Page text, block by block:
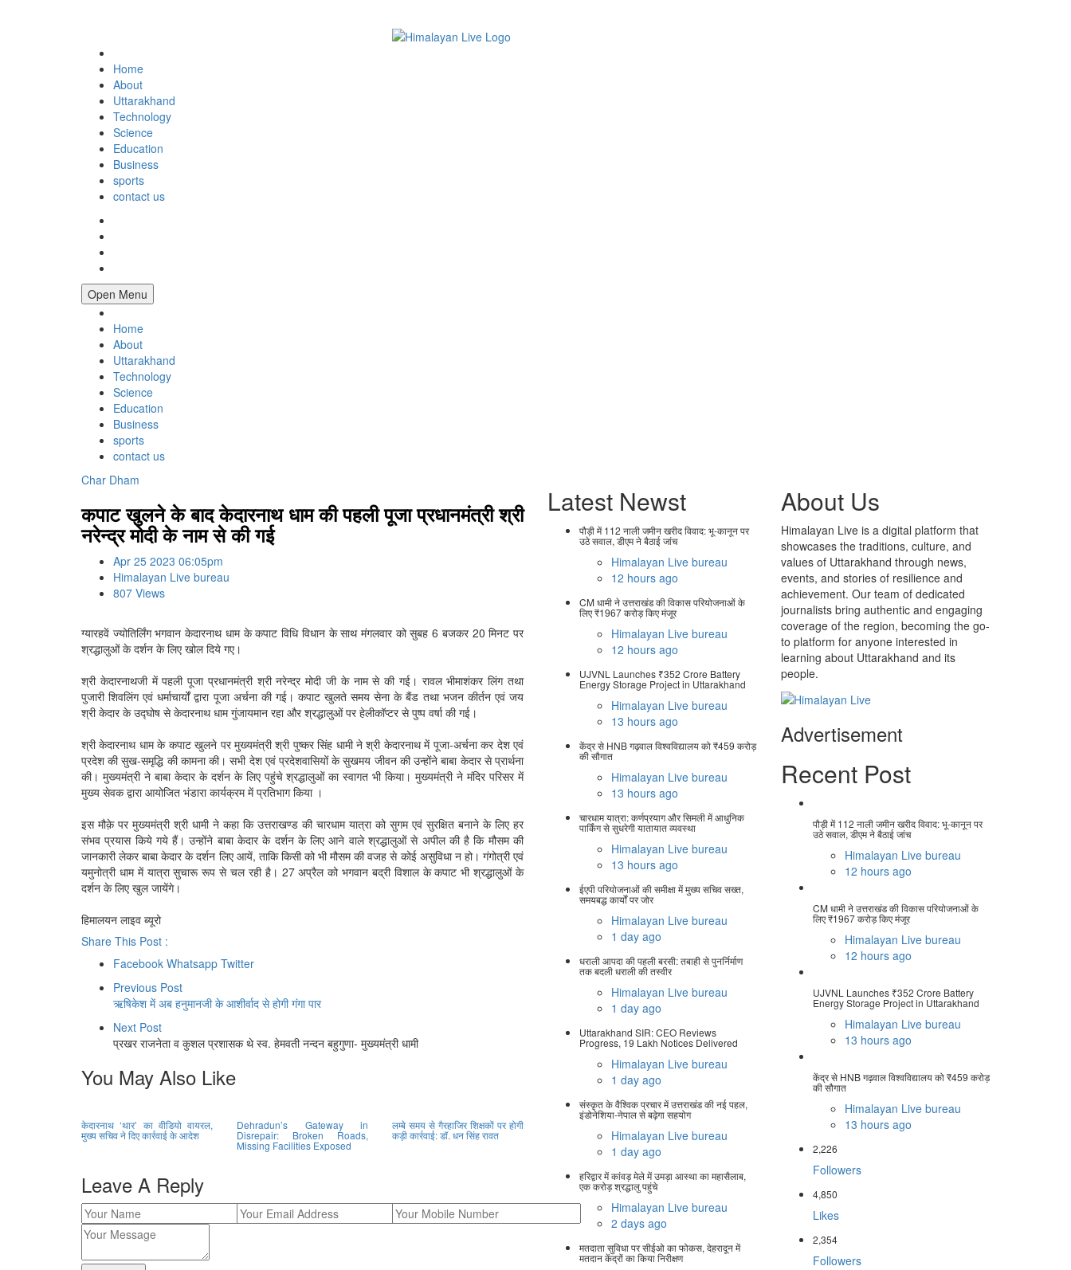
Home
About
Uttarakhand
Technology
Science
Education
Business
sports
contact us
Open Menu
Home
About
Uttarakhand
Technology
Science
Education
Business
sports
contact us
Char Dham
कपाट खुलने के बाद केदारनाथ धाम की पहली पूजा प्रधानमंत्री श्री
नरेन्द्र मोदी के नाम से की गई
Apr 25 2023 06:05pm
Himalayan Live bureau
807 Views
ग्यारहवें ज्योतिर्लिंग भगवान केदारनाथ धाम के कपाट विधि विधान के साथ मंगलवार को सुबह 6 बजकर 20 मिनट पर
श्रद्धालुओं के दर्शन के लिए खोल दिये गए।
श्री केदारनाथजी में पहली पूजा प्रधानमंत्री श्री नरेन्द्र मोदी जी के नाम से की गई। रावल भीमाशंकर लिंग तथा
पुजारी शिवलिंग एवं धर्माचार्यों द्वारा पूजा अर्चना की गई। कपाट खुलते समय सेना के बैंड तथा भजन कीर्तन एवं जय
श्री केदार के उद्घोष से केदारनाथ धाम गुंजायमान रहा और श्रद्धालुओं पर हेलीकॉप्टर से पुष्प वर्षा की गई।
श्री केदारनाथ धाम के कपाट खुलने पर मुख्यमंत्री श्री पुष्कर सिंह धामी ने श्री केदारनाथ में पूजा-अर्चना कर देश एवं
प्रदेश की सुख-समृद्धि की कामना की। सभी देश एवं प्रदेशवासियों के सुखमय जीवन की उन्होंने बाबा केदार से प्रार्थना
की। मुख्यमंत्री ने बाबा केदार के दर्शन के लिए पहुंचे श्रद्धालुओं का स्वागत भी किया। मुख्यमंत्री ने मंदिर परिसर में
मुख्य सेवक द्वारा आयोजित भंडारा कार्यक्रम में प्रतिभाग किया ।
इस मौक़े पर मुख्यमंत्री श्री धामी ने कहा कि उत्तराखण्ड की चारधाम यात्रा को सुगम एवं सुरक्षित बनाने के लिए हर
संभव प्रयास किये गये हैं। उन्होंने बाबा केदार के दर्शन के लिए आने वाले श्रद्धालुओं से अपील की है कि मौसम की
जानकारी लेकर बाबा केदार के दर्शन लिए आयें, ताकि किसी को भी मौसम की वजह से कोई असुविधा न हो। गंगोत्री एवं
यमुनोत्री धाम में यात्रा सुचारू रूप से चल रही है। 27 अप्रैल को भगवान बद्री विशाल के कपाट भी श्रद्धालुओं के
दर्शन के लिए खुल जायेंगे।
हिमालयन लाइव ब्यूरो
Share This Post :
Facebook Whatsapp Twitter
Previous Post
ऋषिकेश में अब हनुमानजी के आशीर्वाद से होगी गंगा पार
Next Post
प्रखर राजनेता व कुशल प्रशासक थे स्व. हेमवती नन्दन बहुगुणा- मुख्यमंत्री धामी
You May Also Like
केदारनाथ ‘थार’ का वीडियो वायरल,
मुख्य सचिव ने दिए कार्रवाई के आदेश
Dehradun’s Gateway in
Disrepair: Broken Roads,
Missing Facilities Exposed
लम्बे समय से गैरहाजिर शिक्षकों पर होगी
कड़ी कार्रवाई: डॉ. धन सिंह रावत
Leave A Reply
Latest Newst
पौड़ी में 112 नाली जमीन खरीद विवाद: भू-कानून पर
उठे सवाल, डीएम ने बैठाई जांच
Himalayan Live bureau
12 hours ago
CM धामी ने उत्तराखंड की विकास परियोजनाओं के
लिए ₹1967 करोड़ किए मंजूर
Himalayan Live bureau
12 hours ago
UJVNL Launches ₹352 Crore Battery
Energy Storage Project in Uttarakhand
Himalayan Live bureau
13 hours ago
केंद्र से HNB गढ़वाल विश्वविद्यालय को ₹459 करोड़
की सौगात
Himalayan Live bureau
13 hours ago
चारधाम यात्रा: कर्णप्रयाग और सिमली में आधुनिक
पार्किंग से सुधरेगी यातायात व्यवस्था
Himalayan Live bureau
13 hours ago
ईएपी परियोजनाओं की समीक्षा में मुख्य सचिव सख्त,
समयबद्ध कार्यों पर जोर
Himalayan Live bureau
1 day ago
धराली आपदा की पहली बरसी: तबाही से पुनर्निर्माण
तक बदली धराली की तस्वीर
Himalayan Live bureau
1 day ago
Uttarakhand SIR: CEO Reviews
Progress, 19 Lakh Notices Delivered
Himalayan Live bureau
1 day ago
संस्कृत के वैश्विक प्रचार में उत्तराखंड की नई पहल,
इंडोनेशिया-नेपाल से बढ़ेगा सहयोग
Himalayan Live bureau
1 day ago
हरिद्वार में कांवड़ मेले में उमड़ा आस्था का महासैलाब,
एक करोड़ श्रद्धालु पहुंचे
Himalayan Live bureau
2 days ago
मतदाता सुविधा पर सीईओ का फोकस, देहरादून में
मतदान केंद्रों का किया निरीक्षण
About Us
Himalayan Live is a digital platform that
showcases the traditions, culture, and
values of Uttarakhand through news,
events, and stories of resilience and
achievement. Our team of dedicated
journalists bring authentic and engaging
coverage of the region, becoming the go-
to platform for anyone interested in
learning about Uttarakhand and its
people.
Advertisement
Recent Post
पौड़ी में 112 नाली जमीन खरीद विवाद: भू-कानून पर
उठे सवाल, डीएम ने बैठाई जांच
Himalayan Live bureau
12 hours ago
CM धामी ने उत्तराखंड की विकास परियोजनाओं के
लिए ₹1967 करोड़ किए मंजूर
Himalayan Live bureau
12 hours ago
UJVNL Launches ₹352 Crore Battery
Energy Storage Project in Uttarakhand
Himalayan Live bureau
13 hours ago
केंद्र से HNB गढ़वाल विश्वविद्यालय को ₹459 करोड़
की सौगात
Himalayan Live bureau
13 hours ago
2,226
Followers
4,850
Likes
2,354
Followers